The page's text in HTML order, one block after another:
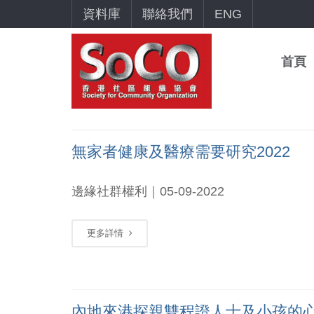
資料庫 聯絡我們 ENG
首頁
無家者健康及醫療需要研究2022
邊緣社群權利｜05-09-2022
更多詳情